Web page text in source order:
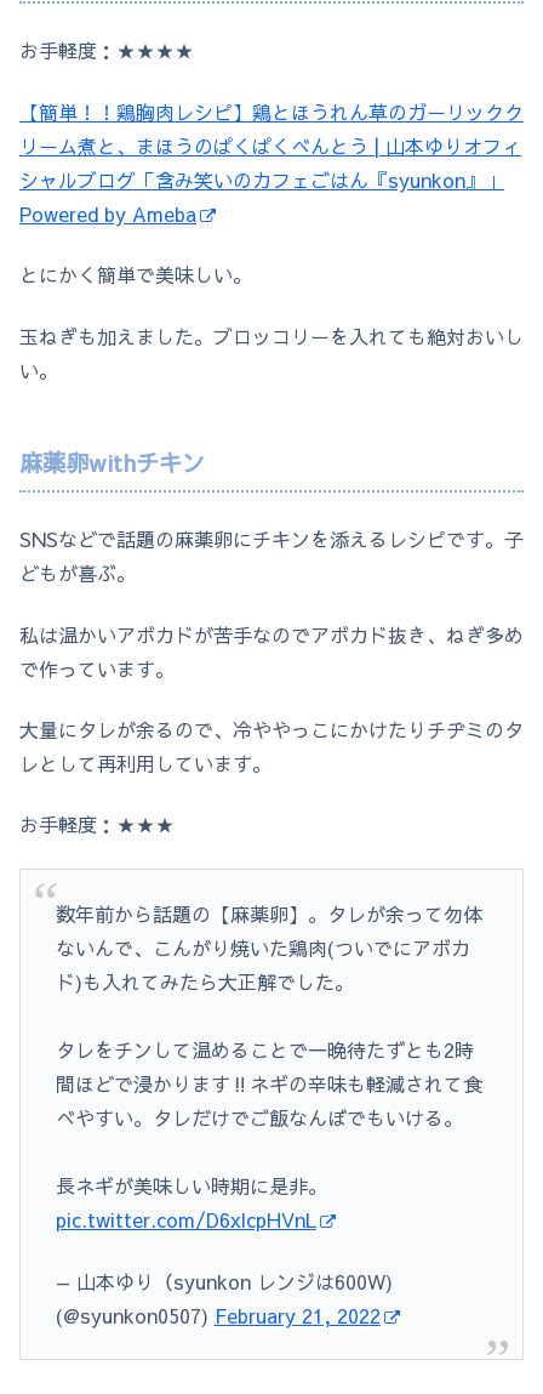
お手軽度：★★★★
【簡単！！鶏胸肉レシピ】鶏とほうれん草のガーリックク
リーム煮と、まほうのぱくぱくべんとう | 山本ゆりオフィ
シャルブログ「含み笑いのカフェごはん『syunkon』」
Powered by Ameba
とにかく簡単で美味しい。
玉ねぎも加えました。ブロッコリーを入れても絶対おいし
い。
麻薬卵withチキン
SNSなどで話題の麻薬卵にチキンを添えるレシピです。子
どもが喜ぶ。
私は温かいアボカドが苦手なのでアボカド抜き、ねぎ多め
で作っています。
大量にタレが余るので、冷ややっこにかけたりチヂミのタ
レとして再利用しています。
お手軽度：★★★
数年前から話題の【麻薬卵】。タレが余って勿体
ないんで、こんがり焼いた鶏肉(ついでにアボカ
ド)も入れてみたら大正解でした。
タレをチンして温めることで一晩待たずとも2時
間ほどで浸かります‼️ネギの辛味も軽減されて食
べやすい。タレだけでご飯なんぼでもいける。
長ネギが美味しい時期に是非。
pic.twitter.com/D6xlcpHVnL
— 山本ゆり（syunkon レンジは600W)
(@syunkon0507) February 21, 2022